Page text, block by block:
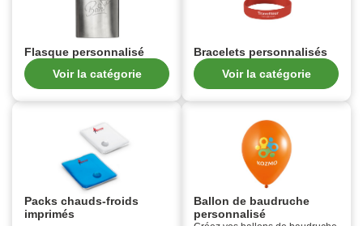
Flasque personnalisé
Voir la catégorie
Bracelets personnalisés
Voir la catégorie
Packs chauds-froids
imprimés
Ballon de baudruche
personnalisé